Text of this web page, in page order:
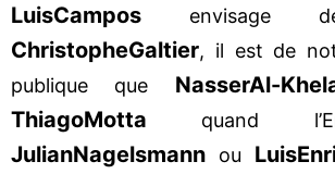
LuisCampos envisage
ChristopheGaltier, il est de
publique que NasserAl-
ThiagoMotta quand
JulianNagelsmann ou Luis